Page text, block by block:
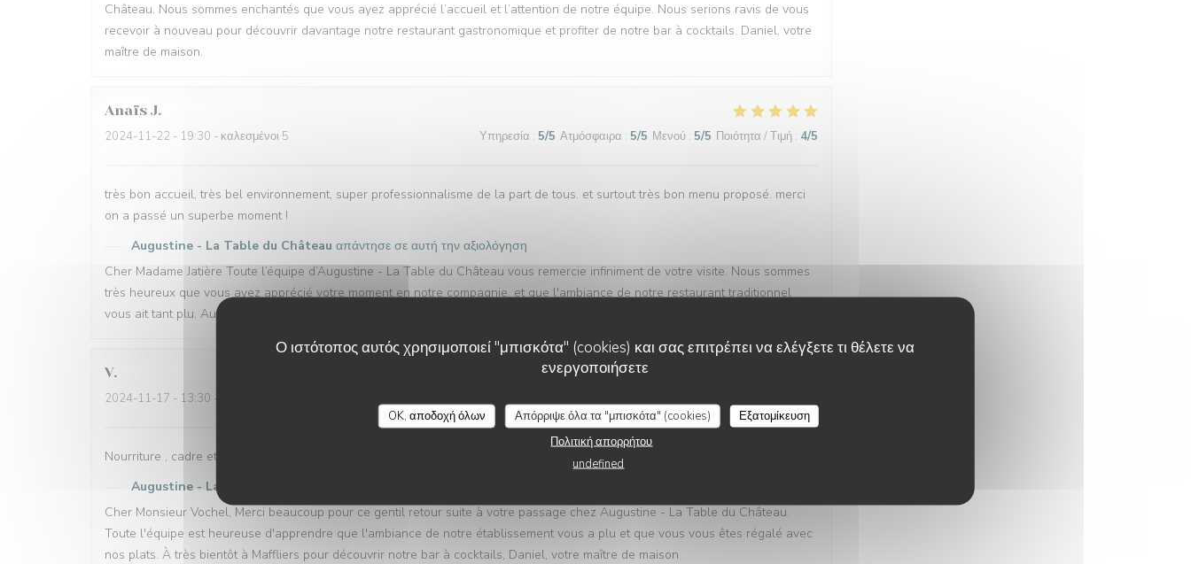
Ο ιστότοπος αυτός χρησιμοποιεί "μπισκότα" (cookies) και σας επιτρέπει να ελέγξετε τι θέλετε να
ενεργοποιήσετε
OK, αποδοχή όλων Απόρριψε όλα τα "μπισκότα" (cookies)
Εξατομίκευση
Πολιτική απορρήτου
undefined
Château. Nous sommes enchantés que vous ayez apprécié l’accueil et l’attention de notre équipe. Nous serions ravis de vous
recevoir à nouveau pour découvrir davantage notre restaurant gastronomique et profiter de notre bar à cocktails. Daniel, votre
maître de maison.
Anaïs J
2024-11-22 - 19:30 - καλεσμένοι 5 Υπηρεσία : 5/5 Ατμόσφαιρα : 5/5 Μενού : 5/5 Ποιότητα / Τιμή : 4/5
très bon accueil, très bel environnement, super professionnalisme de la part de tous. et surtout très bon menu proposé. merci
on a passé un superbe moment !
Augustine - La Table du Château απάντησε σε αυτή την αξιολόγηση
Cher Madame Jatière Toute l’équipe d’Augustine - La Table du Château vous remercie infiniment de votre visite. Nous sommes
très heureux que vous ayez apprécié votre moment en notre compagnie, et que l'ambiance de notre restaurant traditionnel
vous ait tant plu. Au plaisir de vous accueillir de nouveau à Maffliers, Daniel, votre maître de maison
V
2024-11-17 - 13:30 - καλεσμένοι 3
Nourriture , cadre et ambiance
Augustine - La Table du Château
Cher Monsieur Vochel, Merci beaucoup pour ce gentil retour suite à votre passage chez Augustine - La Table du Château.
Toute l'équipe est heureuse d'apprendre que l'ambiance de notre établissement vous a plu et que vous vous êtes régalé avec
nos plats. À très bientôt à Maffliers pour découvrir notre bar à cocktails, Daniel, votre maître de maison